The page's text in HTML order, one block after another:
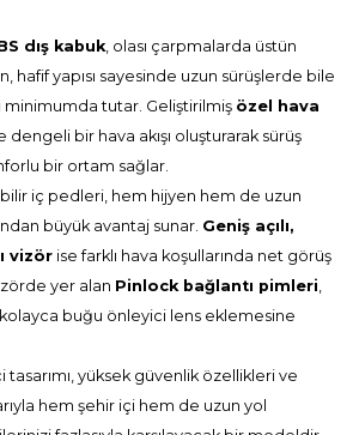
dış kabuk, olası çarpmalarda üstün
hafif yapısı sayesinde uzun sürüşlerde bile
tutar. Geliştirilmiş özel hava
dengeli bir hava akışı oluşturarak sürüş
bir ortam sağlar.
iç pedleri, hem hijyen hem de uzun
büyük avantaj sunar. Geniş açılı,
vizör ise farklı hava koşullarında net görüş
yer alan Pinlock bağlantı pimleri,
kolayca buğu önleyici lens eklemesine
tasarımı, yüksek güvenlik özellikleri ve
hem şehir içi hem de uzun yol